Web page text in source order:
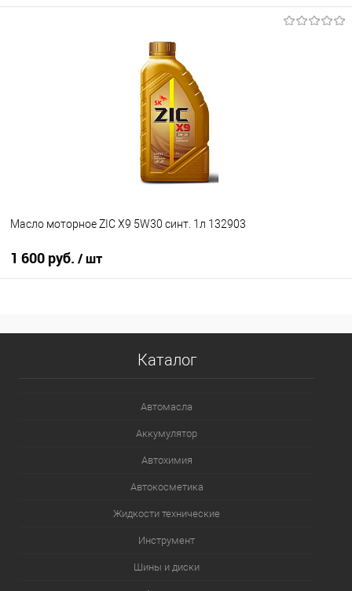
Масло моторное ZIC X9 5W30 синт. 1л 132903
1 600 руб. / шт
Каталог
Автомасла
Аккумулятор
Автохимия
Автокосметика
Жидкости технические
Инструмент
Шины и диски